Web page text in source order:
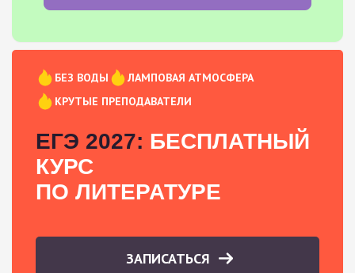
БЕЗ ВОДЫ
ЛАМПОВАЯ АТМОСФЕРА
КРУТЫЕ ПРЕПОДАВАТЕЛИ
ЕГЭ 2027: БЕСПЛАТНЫЙ
КУРС
ПО ЛИТЕРАТУРЕ
ЗАПИСАТЬСЯ